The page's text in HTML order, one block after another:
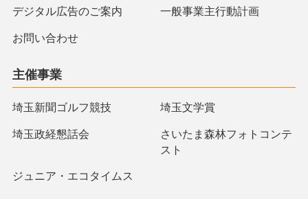
デジタル広告のご案内 一般事業主行動計画
お問い合わせ
主催事業
埼玉新聞ゴルフ競技 埼玉文学賞
埼玉政経懇話会
さいたま森林フォトコンテ
スト
ジュニア・エコタイムス